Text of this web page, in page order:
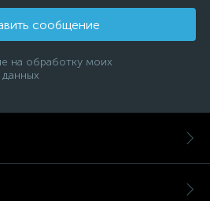
сообщение
на обработку моих